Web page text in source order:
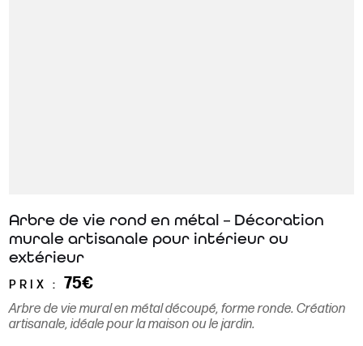
Arbre de vie rond en métal – Décoration
murale artisanale pour intérieur ou
extérieur
PRIX : 75€
Arbre de vie mural en métal découpé, forme ronde. Création
artisanale, idéale pour la maison ou le jardin.